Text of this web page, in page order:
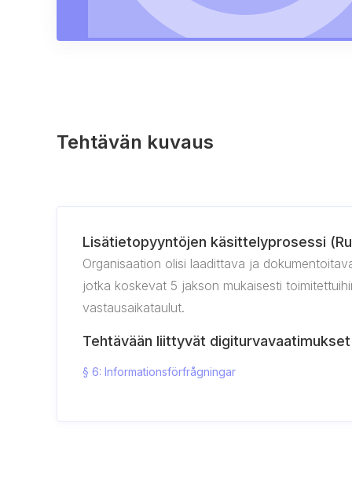
Tehtävän kuvaus
Lisätietopyyntöjen käsittelyprosessi
Organisaation olisi laadittava ja
jotka koskevat 5 jakson mukaisesti
vastausaikataulut.
Tehtävään liittyvät digiturvavaatimukset
§ 6: Informationsförfrågningar